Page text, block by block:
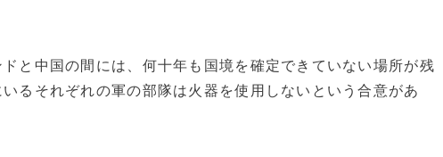
と中国の間には、何十年も国境を確定できていない場所が残
るそれぞれの軍の部隊は火器を使用しないという合意があ